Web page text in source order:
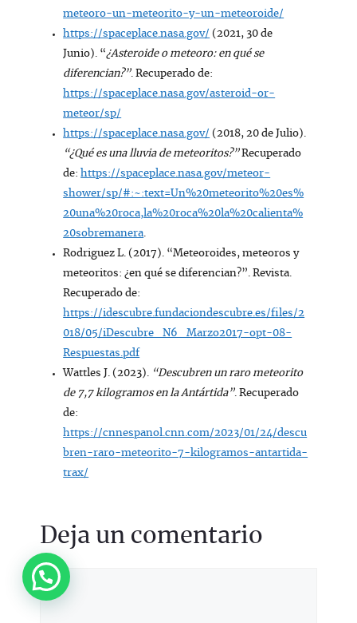
meteoro-un-meteorito-y-un-meteoroide/
https://spaceplace.nasa.gov/ (2021, 30 de
Junio). “¿Asteroide o meteoro: en qué se
diferencian?”. Recuperado de:
https://spaceplace.nasa.gov/asteroid-or-
meteor/sp/
https://spaceplace.nasa.gov/ (2018, 20 de Julio).
“¿Qué es una lluvia de meteoritos?”Recuperado
de:https://spaceplace.nasa.gov/meteor-
shower/sp/#:~:text=Un%20meteorito%20es%
20una%20roca,la%20roca%20la%20calienta%
20sobremanera.
Rodriguez L. (2017). “Meteoroides, meteoros y
meteoritos: ¿en qué se diferencian?”. Revista.
Recuperado de:
https://idescubre.fundaciondescubre.es/files/2
018/05/iDescubre_N6_Marzo2017-opt-08-
Respuestas.pdf
Wattles J. (2023). “Descubren un raro meteorito
de 7,7 kilogramos en la Antártida”. Recuperado
de:
https://cnnespanol.cnn.com/2023/01/24/descu
bren-raro-meteorito-7-kilogramos-antartida-
trax/
Deja un comentario
Comentario